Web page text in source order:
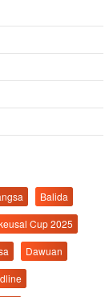
Balida
Cup 2025
Dawuan